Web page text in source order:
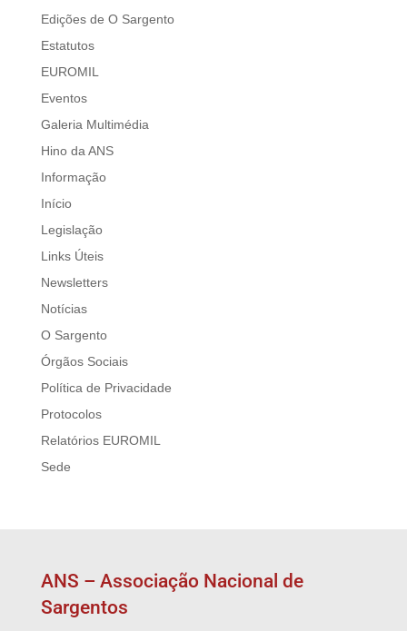
Edições de O Sargento
Estatutos
EUROMIL
Eventos
Galeria Multimédia
Hino da ANS
Informação
Início
Legislação
Links Úteis
Newsletters
Notícias
O Sargento
Órgãos Sociais
Política de Privacidade
Protocolos
Relatórios EUROMIL
Sede
ANS – Associação Nacional de
Sargentos